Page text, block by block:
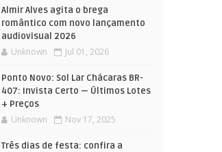
Almir Alves agita o brega
romântico com novo lançamento
audiovisual 2026
Unknown Jul 01, 2026
Ponto Novo: Sol Lar Chácaras BR-
407: Invista Certo — Últimos Lotes
+ Preços
Unknown Nov 17, 2025
Três dias de festa: confira a